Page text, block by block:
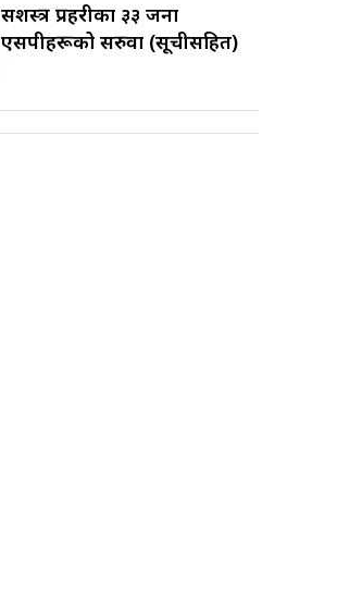
सशस्त्र प्रहरीका ३३ जना
एसपीहरूको सरुवा (सूचीसहित)